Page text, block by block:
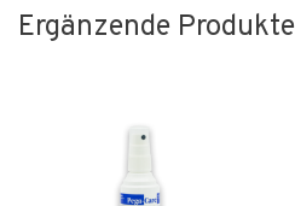
Ergänzende Produkte